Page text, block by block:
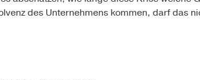
des Unternehmens kommen, darf das